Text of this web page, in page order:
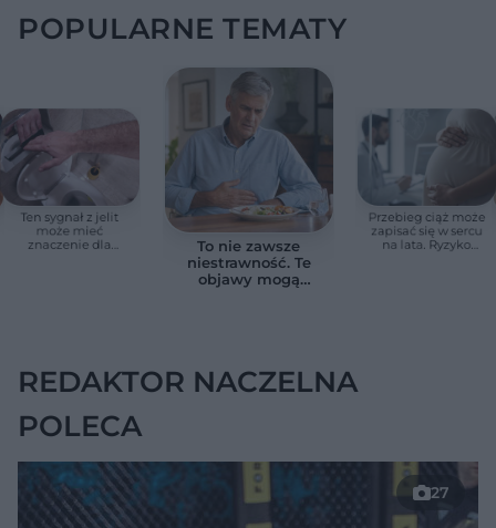
POPULARNE TEMATY
Ten sygnał z jelit
może mieć
znaczenie dla
To nie zawsze
niestrawność. Te
objawy mogą
Przebieg ciąż może
zapisać się w sercu
na lata. Ryzyko
REDAKTOR NACZELNA
POLECA
27